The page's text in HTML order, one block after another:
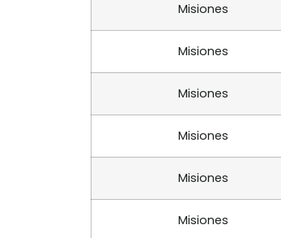
Misiones
Misiones
Misiones
Misiones
Misiones
Misiones